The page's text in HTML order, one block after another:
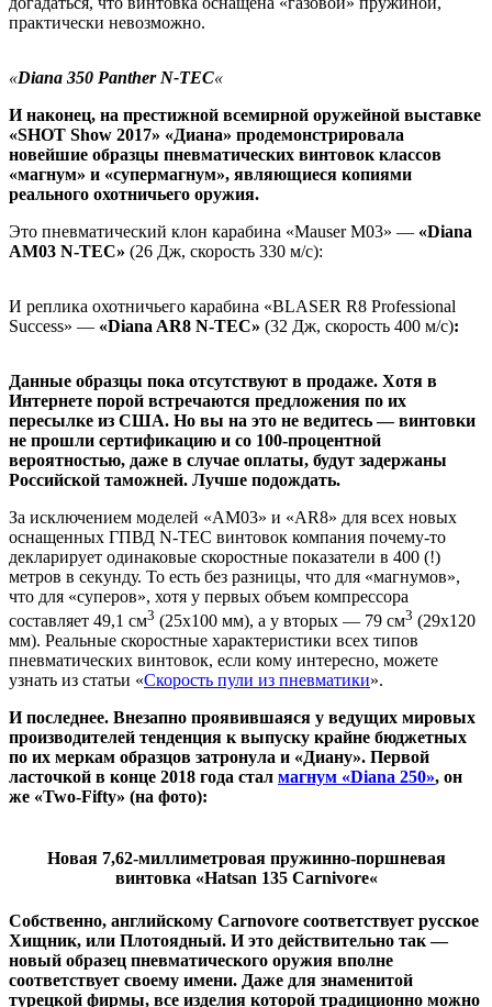
практически невозможно.
«Diana 350 Panther N-TEC«
И наконец, на престижной всемирной оружейной выставке
«SHOT Show 2017» «Диана» продемонстрировала
новейшие образцы пневматических винтовок классов
«магнум» и «супермагнум», являющиеся копиями
реального охотничьего оружия.
Это пневматический клон карабина «Mauser M03» — «Diana
AM03 N-TEC» (26 Дж, скорость 330 м/с):
И реплика охотничьего карабина «BLASER R8 Professional
Success» — «Diana AR8 N-TEC» (32 Дж, скорость 400 м/с):
Данные образцы пока отсутствуют в продаже. Хотя в
Интернете порой встречаются предложения по их
пересылке из США. Но вы на это не ведитесь — винтовки
не прошли сертификацию и со 100-процентной
вероятностью, даже в случае оплаты, будут задержаны
Российской таможней. Лучше подождать.
За исключением моделей «AM03» и «AR8» для всех новых
оснащенных ГПВД N-TEC винтовок компания почему-то
декларирует одинаковые скоростные показатели в 400 (!)
метров в секунду. То есть без разницы, что для «магнумов»,
что для «суперов», хотя у первых объем компрессора
составляет 49,1 см3 (25х100 мм), а у вторых — 79 см3 (29х120
мм). Реальные скоростные характеристики всех типов
пневматических винтовок, если кому интересно, можете
узнать из статьи «Скорость пули из пневматики».
И последнее. Внезапно проявившаяся у ведущих мировых
производителей тенденция к выпуску крайне бюджетных
по их меркам образцов затронула и «Диану». Первой
ласточкой в конце 2018 года стал магнум «Diana 250», он
же «Two-Fifty» (на фото):
Новая 7,62-миллиметровая пружинно-поршневая
винтовка «Hatsan 135 Carnivore«
Собственно, английскому Carnovore соответствует русское
Хищник, или Плотоядный. И это действительно так —
новый образец пневматического оружия вполне
соответствует своему имени. Даже для знаменитой
турецкой фирмы, все изделия которой традиционно можно